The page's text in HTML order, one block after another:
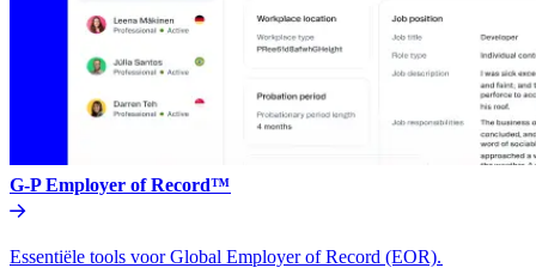
G-P Employer of Record™​​
Essentiële tools voor Global Employer of Record (EOR).​​